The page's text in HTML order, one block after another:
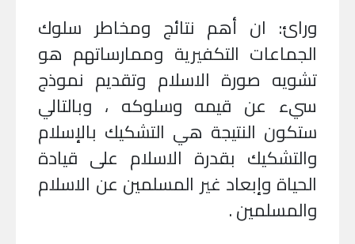
ورائ: ان أهم نتائج ومخاطر سلوك
الجماعات التكفيرية وممارساتهم هو
تشويه صورة الاسلام وتقديم نموذج
سيء عن قيمه وسلوكه ، وبالتالي
ستكون النتيجة هي التشكيك بالإسلام
والتشكيك بقدرة الاسلام على قيادة
الحياة وإبعاد غير المسلمين عن الاسلام
والمسلمين.